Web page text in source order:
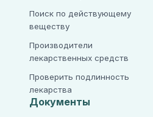
Поиск по действующему
веществу
Производители
лекарственных средств
Проверить подлинность
лекарства
Документы